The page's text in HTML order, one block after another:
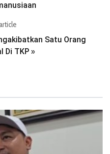
Satu Orang
Di TKP »